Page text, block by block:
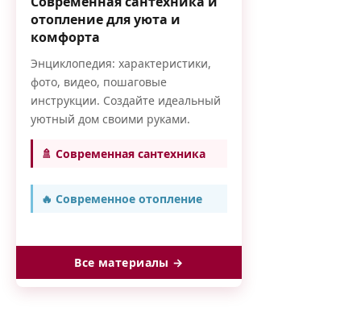
отопление для уюта и
комфорта
Энциклопедия: характеристики,
фото, видео, пошаговые
инструкции. Создайте идеальный
уютный дом своими руками.
🚿 Современная сантехника
🔥 Современное отопление
Все материалы →